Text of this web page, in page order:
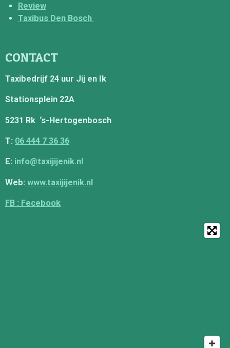
Review
Taxibus Den Bosch
CONTACT
Taxibedrijf 24 uur Jij en Ik
Stationsplein 22A
5231 Rk ‘s-Hertogenbosch
T: 06 444 7 36 36
E: info@taxijijenik.nl
Web: www.taxijijenik.nl
FB : Fecebook